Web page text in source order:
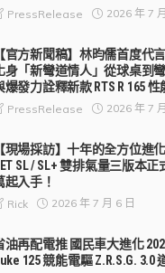
PressRelease 2026 年 7
【官方新聞稿】林昀儒首度代
身「新彎道情人」從球桌到
爆發力詮釋新款 RTS R 165 性
PressRelease 2026 年 7
【現場採訪】十年的全方位進
SL / SL+ 雙排氣量三版本正
起入手！
Rick 2026 年 7 月 6 日
油再配電推 國民車大進化
125 競能電驅 Z.R.S.G. 3.0